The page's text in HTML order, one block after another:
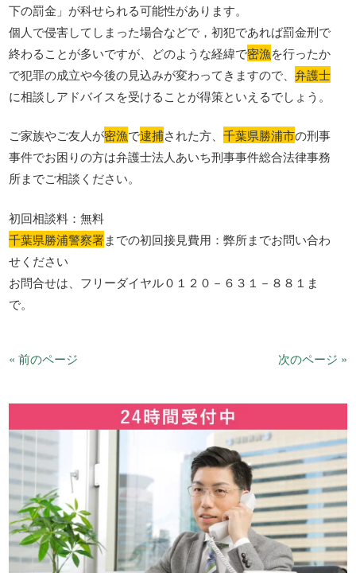
下の罰金」が科せられる可能性があります。
個人で侵害してしまった場合などで，初犯であれば罰金刑で
終わることが多いですが、どのような経緯で密漁を行ったか
で犯罪の成立や今後の見込みが変わってきますので、弁護士
に相談しアドバイスを受けることが得策といえるでしょう。
ご家族やご友人が密漁で逮捕された方、千葉県勝浦市の刑事
事件でお困りの方は弁護士法人あいち刑事事件総合法律事務
所までご相談ください。
初回相談料：無料
千葉県勝浦警察署までの初回接見費用：弊所までお問い合わ
せください
お問合せは、フリーダイヤル０１２０－６３１－８８１ま
で。
« 前のページ 次のページ »